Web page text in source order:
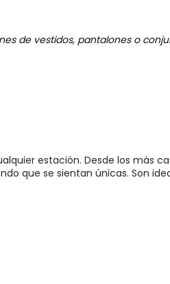
de vestidos, pantalones o
estación. Desde los más
que se sientan únicas. Son